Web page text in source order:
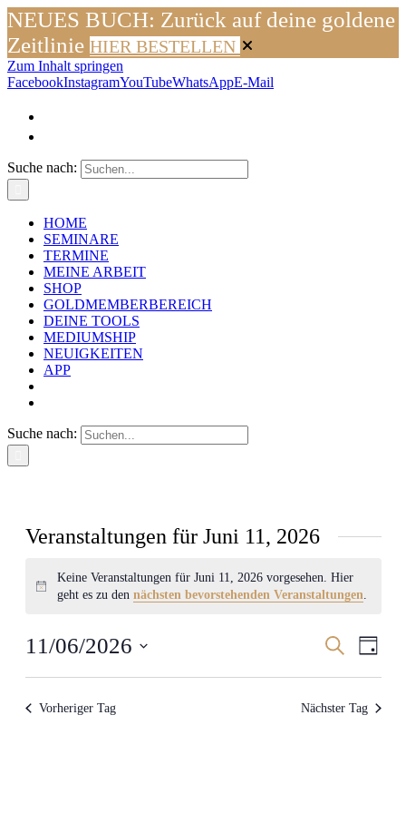
NEUES BUCH: Zurück auf deine goldene
Zeitlinie HIER BESTELLEN
Zum Inhalt springen
FacebookInstagramYouTubeWhatsAppE-Mail
Suche nach:
HOME
SEMINARE
TERMINE
MEINE ARBEIT
SHOP
GOLDMEMBERBEREICH
DEINE TOOLS
MEDIUMSHIP
NEUIGKEITEN
APP
Suche nach:
Veranstaltungen für Juni 11, 2026
Hinweis
Keine Veranstaltungen für Juni 11, 2026 vorgesehen. Hier
geht es zu den nächsten bevorstehenden Veranstaltungen.
SucheTag
11/06/2026
Vorheriger Tag Nächster Tag